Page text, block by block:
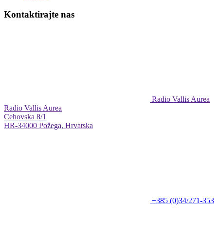
Kontaktirajte nas
Radio Vallis Aurea
Radio Vallis Aurea
Cehovska 8/1
HR-34000 Požega, Hrvatska
+385 (0)34/271-353